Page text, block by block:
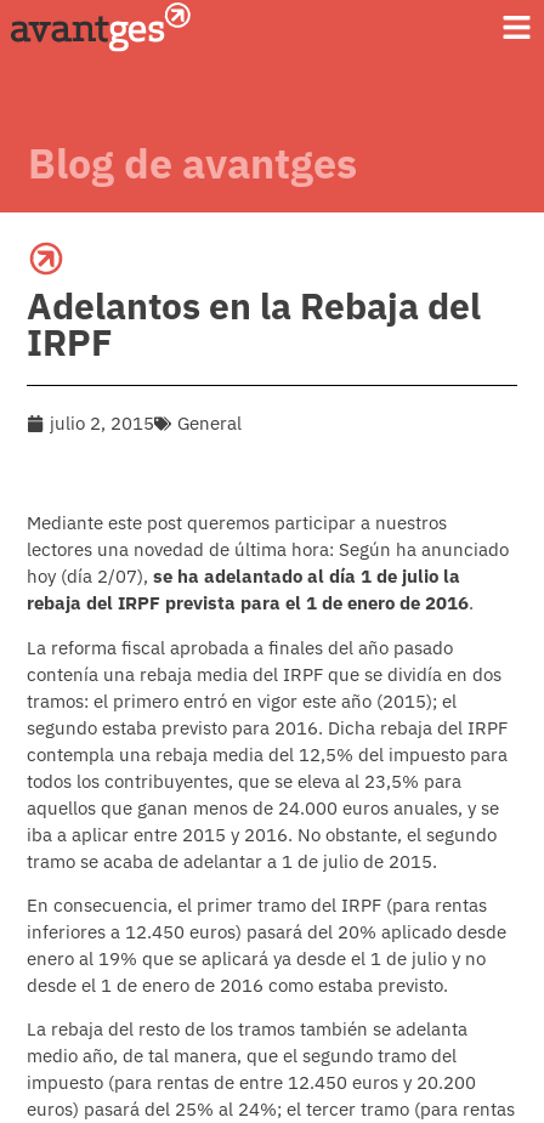
Blog de avantges
Adelantos en la Rebaja del
IRPF
julio 2, 2015 General
Mediante este post queremos participar a nuestros
lectores una novedad de última hora: Según ha anunciado
hoy (día 2/07),se ha adelantado al día 1 de julio la
rebaja del IRPF prevista para el 1 de enero de 2016.
La reforma fiscal aprobada a finales del año pasado
contenía una rebaja media del IRPF que se dividía en dos
tramos: el primero entró en vigor este año (2015); el
segundo estaba previsto para 2016. Dicha rebaja del IRPF
contempla una rebaja media del 12,5% del impuesto para
todos los contribuyentes, que se eleva al 23,5% para
aquellos que ganan menos de 24.000 euros anuales, y se
iba a aplicar entre 2015 y 2016. No obstante, el segundo
tramo se acaba de adelantar a 1 de julio de 2015.
En consecuencia, el primer tramo del IRPF (para rentas
inferiores a 12.450 euros) pasará del 20% aplicado desde
enero al 19% que se aplicará ya desde el 1 de julio y no
desde el 1 de enero de 2016 como estaba previsto.
La rebaja del resto de los tramos también se adelanta
medio año, de tal manera, que el segundo tramo del
impuesto (para rentas de entre 12.450 euros y 20.200
euros) pasará del 25% al 24%; el tercer tramo (para rentas